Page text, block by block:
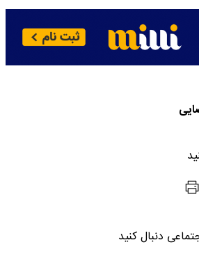
دنبال کنید